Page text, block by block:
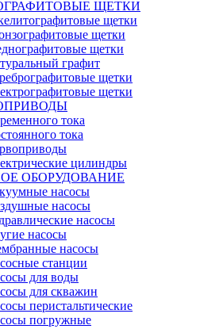
ЩЕТКИ
щетки
щетки
щетки
графит
щетки
щетки
тока
тока
цилиндры
ОБОРУДОВАНИЕ
насосы
насосы
насосы
насосы
насосы
станции
для воды
для скважин
перистальтические
погружные